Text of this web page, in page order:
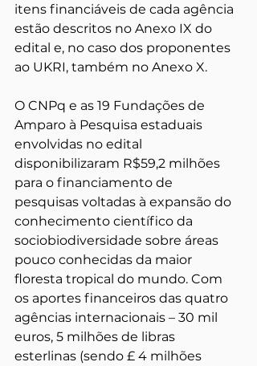
itens financiáveis de cada agência
estão descritos no Anexo IX do
edital e, no caso dos proponentes
ao UKRI, também no Anexo X.
O CNPq e as 19 Fundações de
Amparo à Pesquisa estaduais
envolvidas no edital
disponibilizaram R$59,2 milhões
para o financiamento de
pesquisas voltadas à expansão do
conhecimento científico da
sociobiodiversidade sobre áreas
pouco conhecidas da maior
floresta tropical do mundo. Com
os aportes financeiros das quatro
agências internacionais – 30 mil
euros, 5 milhões de libras
esterlinas (sendo £ 4 milhões